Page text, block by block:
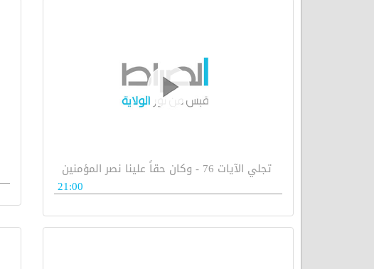
تجلي الآيات 76 - وكان حقاً علينا نصر المؤمنين
21:00